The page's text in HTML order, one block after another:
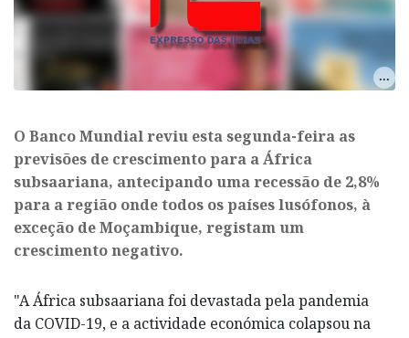
O Banco Mundial reviu esta segunda-feira as
previsões de crescimento para a África
subsaariana, antecipando uma recessão de 2,8%
para a região onde todos os países lusófonos, à
exceção de Moçambique, registam um
crescimento negativo.
"A África subsaariana foi devastada pela pandemia
da COVID-19, e a actividade económica colapsou na